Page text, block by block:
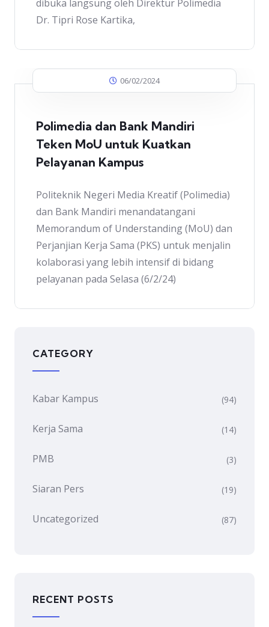
dibuka langsung oleh Direktur Polimedia
Dr. Tipri Rose Kartika,
06/02/2024
Polimedia dan Bank Mandiri
Teken MoU untuk Kuatkan
Pelayanan Kampus
Politeknik Negeri Media Kreatif (Polimedia)
dan Bank Mandiri menandatangani
Memorandum of Understanding (MoU) dan
Perjanjian Kerja Sama (PKS) untuk menjalin
kolaborasi yang lebih intensif di bidang
pelayanan pada Selasa (6/2/24)
CATEGORY
Kabar Kampus (94)
Kerja Sama (14)
PMB (3)
Siaran Pers (19)
Uncategorized (87)
RECENT POSTS